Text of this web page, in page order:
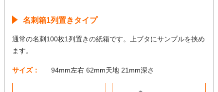
名刺箱1列置きタイプ
通常の名刺100枚1列置きの紙箱です。上ブタにサンプルを挟め
ます。
サイズ： 94mm左右 62mm天地 21mm深さ